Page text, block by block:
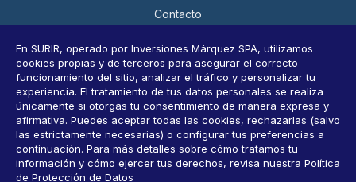
En SURIR, operado por Inversiones Márquez SPA, utilizamos
cookies propias y de terceros para asegurar el correcto
funcionamiento del sitio, analizar el tráfico y personalizar tu
experiencia. El tratamiento de tus datos personales se realiza
únicamente si otorgas tu consentimiento de manera expresa y
afirmativa. Puedes aceptar todas las cookies, rechazarlas (salvo
las estrictamente necesarias) o configurar tus preferencias a
continuación. Para más detalles sobre cómo tratamos tu
información y cómo ejercer tus derechos, revisa nuestra Política
de Protección de Datos
Contacto
Política de Privacidad y Protección de Datos Personales
Consultar datos personales
Horarios
9 AM-6 PM, Lunes a Viernes